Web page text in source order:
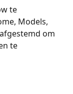
te
Models,
om
te